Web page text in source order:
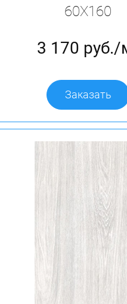
60X160
3 170 руб./
Заказать